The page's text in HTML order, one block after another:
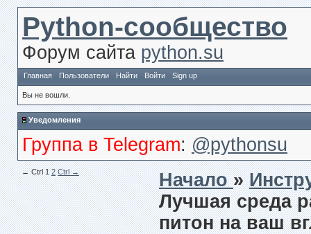
Python-сообщество
Форум сайта python.su
Главная Пользователи Найти Войти Sign up
Вы не вошли.
Уведомления
Группа в Telegram: @pythonsu
← Сtrl 1 2 Ctrl → Начало»
Лучшая среда
питон на ваш